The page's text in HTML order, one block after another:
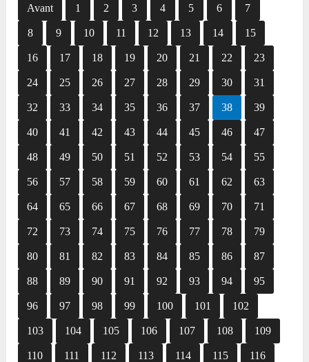
Avant 1 2 3 4 5 6 7
8 9 10 11 12 13 14 15
16 17 18 19 20 21 22 23
24 25 26 27 28 29 30 31
32 33 34 35 36 37 38 39
40 41 42 43 44 45 46 47
48 49 50 51 52 53 54 55
56 57 58 59 60 61 62 63
64 65 66 67 68 69 70 71
72 73 74 75 76 77 78 79
80 81 82 83 84 85 86 87
88 89 90 91 92 93 94 95
96 97 98 99 100 101 102
103 104 105 106 107 108 109
110 111 112 113 114 115 116